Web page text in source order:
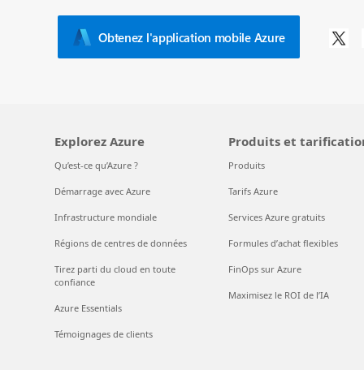
Obtenez l'application mobile Azure
Explorez Azure
Qu’est-ce qu’Azure ?
Démarrage avec Azure
Infrastructure mondiale
Régions de centres de données
Tirez parti du cloud en toute
confiance
Azure Essentials
Témoignages de clients
Produits et
Produits
Tarifs Azure
Services Azure gratuits
Formules d’achat flexibles
FinOps sur Azure
Maximisez le ROI de l’IA